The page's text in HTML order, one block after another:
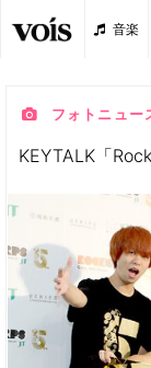
音楽
フォトニュー
KEYTALK「